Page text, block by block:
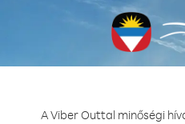
A Viber Outtal minőségi